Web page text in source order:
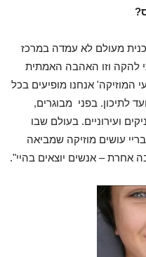
מעולם לא עמדה במרכז
להקה וזו האהבה האמתית
המוזיקה' אנחנו מופיעים בכל
לתיכון. בפני מבוגרים,
ועירוניים. בעולם שבו
עושים מוזיקה שמביאה
אחרת – אנשים יוצאים בהיי".